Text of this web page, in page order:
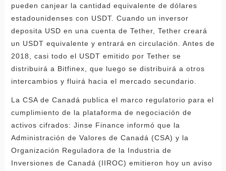
pueden canjear la cantidad equivalente de dólares
estadounidenses con USDT. Cuando un inversor
deposita USD en una cuenta de Tether, Tether creará
un USDT equivalente y entrará en circulación. Antes de
2018, casi todo el USDT emitido por Tether se
distribuirá a Bitfinex, que luego se distribuirá a otros
intercambios y fluirá hacia el mercado secundario.
La CSA de Canadá publica el marco regulatorio para el
cumplimiento de la plataforma de negociación de
activos cifrados: Jinse Finance informó que la
Administración de Valores de Canadá (CSA) y la
Organización Reguladora de la Industria de
Inversiones de Canadá (IIROC) emitieron hoy un aviso